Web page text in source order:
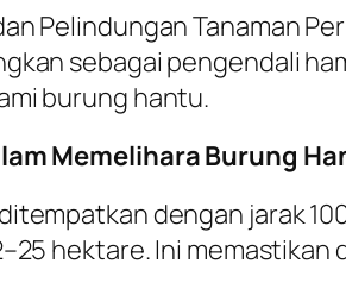
Pelindungan Tanaman
sebagai pengendali
burung hantu.
Memelihara Burung
dengan jarak
hektare. Ini